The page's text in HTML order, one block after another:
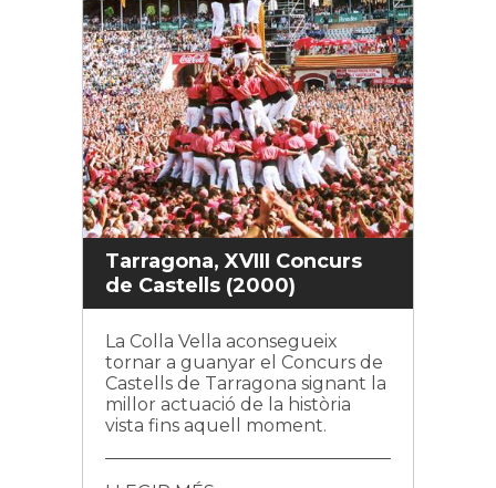
Tarragona, XVIII Concurs
de Castells (2000)
La Colla Vella aconsegueix
tornar a guanyar el Concurs de
Castells de Tarragona signant la
millor actuació de la història
vista fins aquell moment.